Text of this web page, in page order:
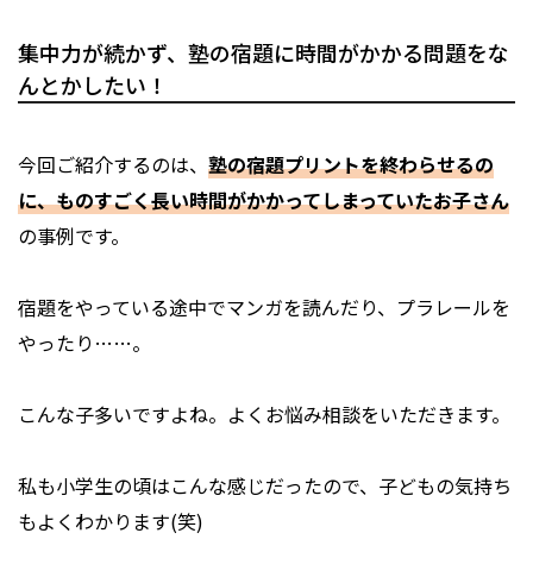
集中力が続かず、塾の宿題に時間がかかる問題をな
んとかしたい！
今回ご紹介するのは、 塾の宿題プリントを終わらせるの
に、ものすごく長い時間がかかってしまっていたお子さん
の事例です。
宿題をやっている途中でマンガを読んだり、プラレールを
やったり……。
こんな子多いですよね。よくお悩み相談をいただきます。
私も小学生の頃はこんな感じだったので、子どもの気持ち
もよくわかります(笑)